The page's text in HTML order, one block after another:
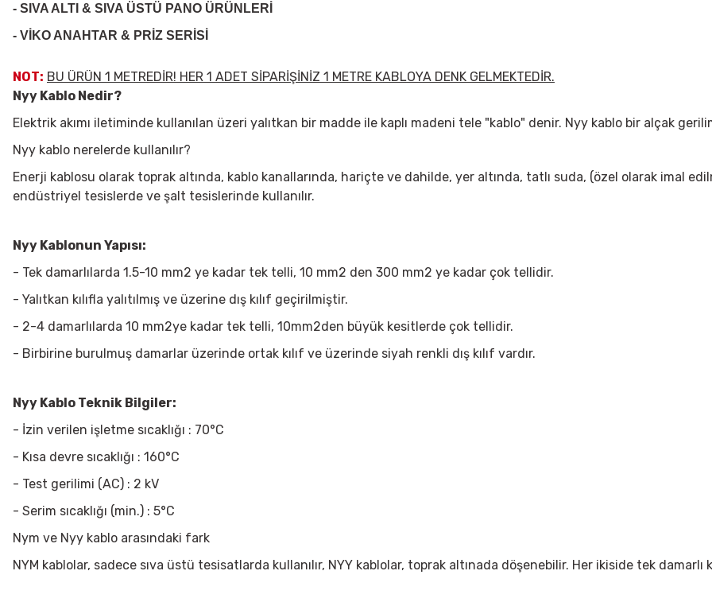
- SIVA ALTI & SIVA ÜSTÜ PANO ÜRÜNLERİ
- VİKO ANAHTAR & PRİZ SERİSİ
NOT: BU ÜRÜN 1 METREDİR! HER 1 ADET SİPARİŞİNİZ 1 METRE KABLOYA DENK GELMEKTEDİR.
Nyy Kablo Nedir?
Elektrik akımı iletiminde kullanılan üzeri yalıtkan bir madde ile kaplı madeni tele "kablo" denir. Nyy kablo bir alçak
Nyy kablo nerelerde kullanılır?
Enerji kablosu olarak toprak altında, kablo kanallarında, hariçte ve dahilde, yer altında, tatlı suda, (özel olarak imal
endüstriyel tesislerde ve şalt tesislerinde kullanılır.
Nyy Kablonun Yapısı:
- Tek damarlılarda 1.5-10 mm2 ye kadar tek telli, 10 mm2 den 300 mm2 ye kadar çok tellidir.
- Yalıtkan kılıfla yalıtılmış ve üzerine dış kılıf geçirilmiştir.
- 2-4 damarlılarda 10 mm2ye kadar tek telli, 10mm2den büyük kesitlerde çok tellidir.
- Birbirine burulmuş damarlar üzerinde ortak kılıf ve üzerinde siyah renkli dış kılıf vardır.
Nyy Kablo Teknik Bilgiler:
- İzin verilen işletme sıcaklığı : 70°C
- Kısa devre sıcaklığı : 160°C
- Test gerilimi (AC) : 2 kV
- Serim sıcaklığı (min.) : 5°C
Nym ve Nyy kablo arasındaki fark
NYM kablolar, sadece sıva üstü tesisatlarda kullanılır, NYY kablolar, toprak altınada döşenebilir. Her ikiside tek damarlı